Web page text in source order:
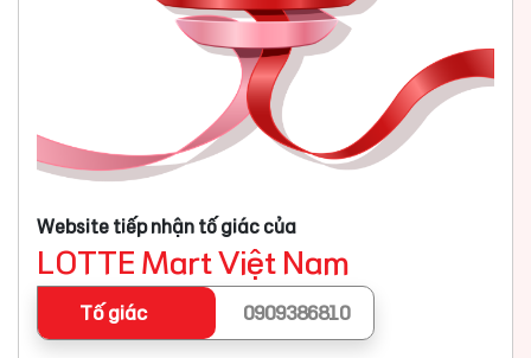
Website tiếp nhận tố giác của
LOTTE Mart Việt Nam
Tố giác 0909386810